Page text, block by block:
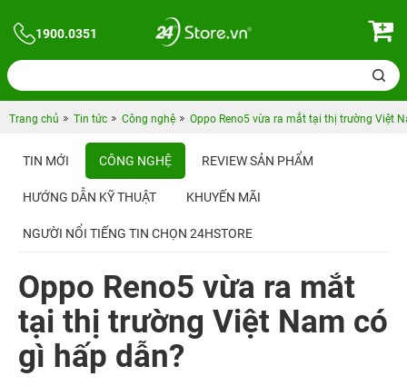
1900.0351
Trang chủ Tin tức Công nghệ Oppo Reno5 vừa ra mắt tại thị trường Việt
TIN MỚI CÔNG NGHỆ REVIEW SẢN PHẨM
HƯỚNG DẪN KỸ THUẬT KHUYẾN MÃI
NGƯỜI NỔI TIẾNG TIN CHỌN 24HSTORE
Oppo Reno5 vừa ra mắt
tại thị trường Việt Nam có
gì hấp dẫn?